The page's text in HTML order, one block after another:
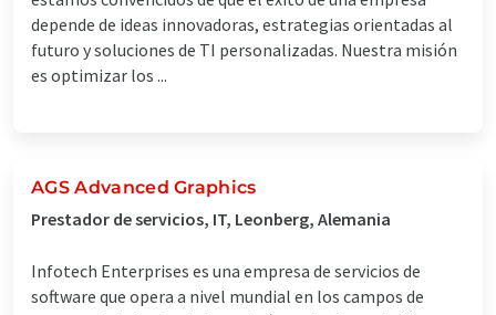
depende de ideas innovadoras, estrategias orientadas al
futuro y soluciones de TI personalizadas. Nuestra misión
es optimizar los ...
AGS Advanced Graphics
Prestador de servicios, IT, Leonberg, Alemania
Infotech Enterprises es una empresa de servicios de
software que opera a nivel mundial en los campos de